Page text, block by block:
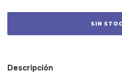
Descripción